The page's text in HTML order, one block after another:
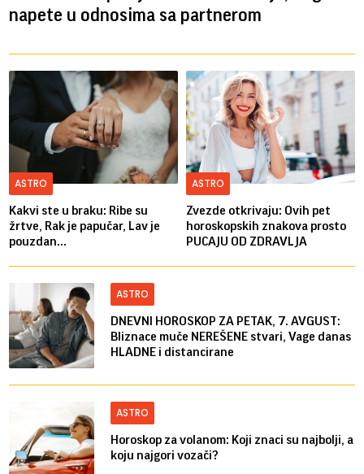
napete u odnosima sa partnerom
ASTRO
Kakvi ste u braku: Ribe su
žrtve, Rak je papučar, Lav je
pouzdan...
ASTRO
Zvezde otkrivaju: Ovih pet
horoskopskih znakova prosto
PUCAJU OD ZDRAVLJA
ASTRO
DNEVNI HOROSKOP ZA PETAK, 7. AVGUST:
Bliznace muče NEREŠENE stvari, Vage danas
HLADNE i distancirane
ASTRO
Horoskop za volanom: Koji znaci su najbolji, a
koju najgori vozači?